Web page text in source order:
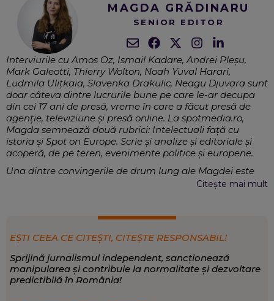
MAGDA GRĂDINARU
SENIOR EDITOR
Interviurile cu Amos Oz, Ismail Kadare, Andrei Pleșu,
Mark Galeotti, Thierry Wolton, Noah Yuval Harari,
Ludmila Ulițkaia, Slavenka Drakulic, Neagu Djuvara sunt
doar câteva dintre lucrurile bune pe care le-ar decupa
din cei 17 ani de presă, vreme în care a făcut presă de
agenție, televiziune și presă online. La spotmedia.ro,
Magda semnează două rubrici: Intelectuali față cu
istoria și Spot on Europe. Scrie și analize și editoriale și
acoperă, de pe teren, evenimente politice și europene.
Una dintre convingerile de drum lung ale Magdei este
aceea că jurnalismul este o profesie de interval, care
măsură să abordeze temele sociale, în așa fel încât să
societății, nevoile, problemele, întrebările oamenilor. De
aceea face încă teren și nu și-ar imagina meseria de
jurnalist fără lucrul de teren și fără atenția scrupuloasă
acordată contextului. Este preocupată deopotrivă de
politică și cultură: aceasta din urmă poate explica lumea
Citește mai mult
EȘTI CEEA CE CITEȘTI, CITEȘTE RESPONSABIL!
Sprijină jurnalismul independent, sancționează
manipularea și contribuie la normalitate și dezvoltare
predictibilă în România!